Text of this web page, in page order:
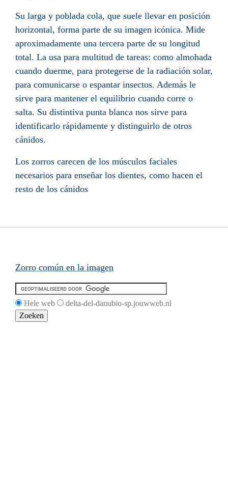
Su larga y poblada cola, que suele llevar en posición
horizontal, forma parte de su imagen icónica. Mide
aproximadamente una tercera parte de su longitud
total. La usa para multitud de tareas: como almohada
cuando duerme, para protegerse de la radiación solar,
para comunicarse o espantar insectos. Además le
sirve para mantener el equilibrio cuando corre o
salta. Su distintiva punta blanca nos sirve para
identificarlo rápidamente y distinguirlo de otros
cánidos.
Los zorros carecen de los músculos faciales
necesarios para enseñar los dientes, como hacen el
resto de los cánidos
Zorro común en la imagen
Hele web delta-del-danubio-sp.jouwweb.nl